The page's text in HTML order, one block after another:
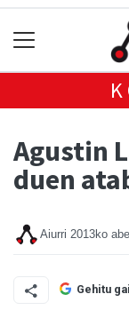
Agustin
duen
Aiurri 2013ko
Gehitu